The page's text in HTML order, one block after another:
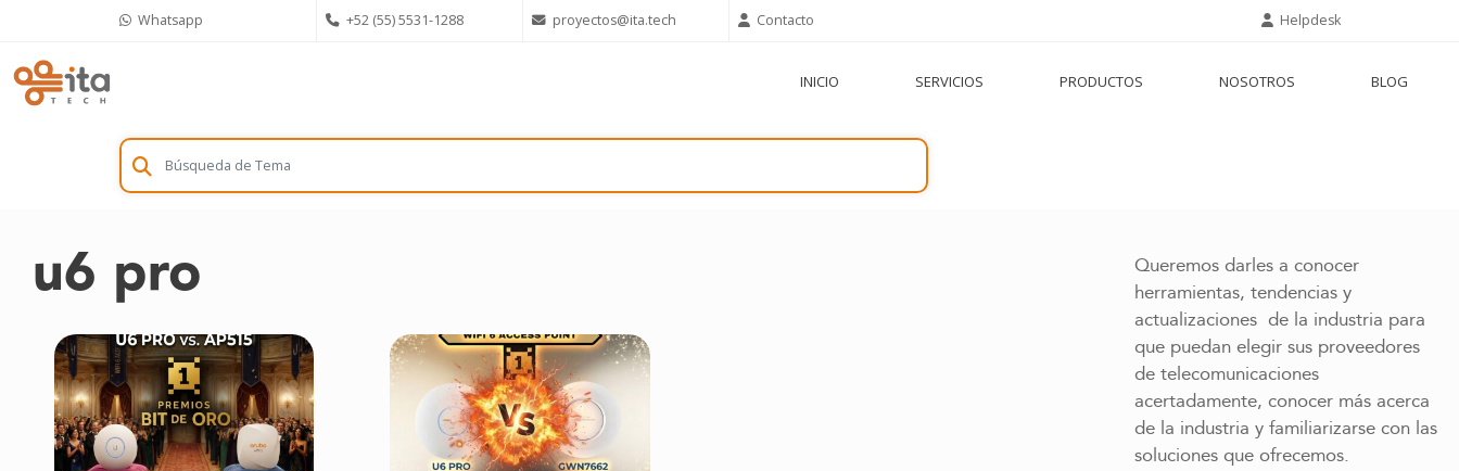
Whatsapp +52 (55) 5531-1288 proyectos@ita.tech Contacto Helpdesk
INICIO SERVICIOS PRODUCTOS NOSOTROS BLOG
u6 pro
Queremos darles a conocer
herramientas, tendencias y
actualizaciones de la industria para
que puedan elegir sus proveedores
de telecomunicaciones
acertadamente, conocer más acerca
de la industria y familiarizarse con las
soluciones que ofrecemos.